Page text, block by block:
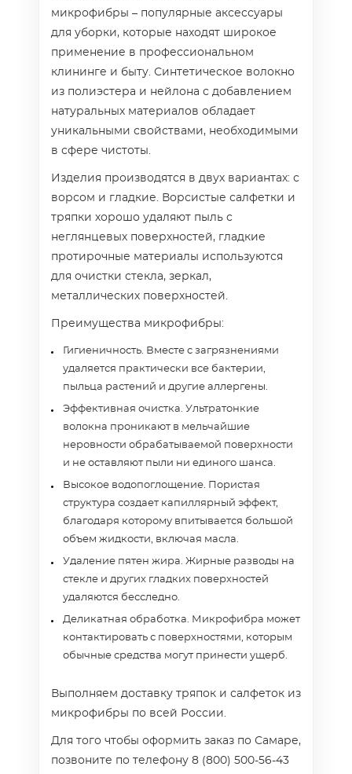
микрофибры – популярные аксессуары
для уборки, которые находят широкое
применение в профессиональном
клининге и быту. Синтетическое волокно
из полиэстера и нейлона с добавлением
натуральных материалов обладает
уникальными свойствами, необходимыми
в сфере чистоты.
Изделия производятся в двух вариантах: с
ворсом и гладкие. Ворсистые салфетки и
тряпки хорошо удаляют пыль с
неглянцевых поверхностей, гладкие
протирочные материалы используются
для очистки стекла, зеркал,
металлических поверхностей.
Преимущества микрофибры:
Гигиеничность. Вместе с загрязнениями
удаляется практически все бактерии,
пыльца растений и другие аллергены.
Эффективная очистка. Ультратонкие
волокна проникают в мельчайшие
неровности обрабатываемой поверхности
и не оставляют пыли ни единого шанса.
Высокое водопоглощение. Пористая
структура создает капиллярный эффект,
благодаря которому впитывается большой
объем жидкости, включая масла.
Удаление пятен жира. Жирные разводы на
стекле и других гладких поверхностей
удаляются бесследно.
Деликатная обработка. Микрофибра может
контактировать с поверхностями, которым
обычные средства могут принести ущерб.
Выполняем доставку тряпок и салфеток из
микрофибры по всей России.
Для того чтобы оформить заказ по Самаре,
позвоните по телефону 8 (800) 500-56-43